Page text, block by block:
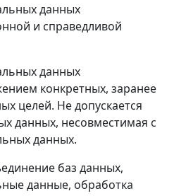
данных
и справедливой
данных
конкретных, заранее
целей. Не допускается
данных, несовместимая с
данных.
баз данных,
данные, обработка